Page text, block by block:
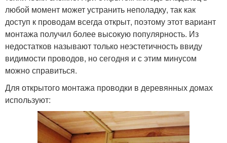
любой момент может устранить неполадку, так как
доступ к проводам всегда открыт, поэтому этот вариант
монтажа получил более высокую популярность. Из
недостатков называют только неэстетичность ввиду
видимости проводов, но сегодня и с этим минусом
можно справиться.
Для открытого монтажа проводки в деревянных домах
используют: